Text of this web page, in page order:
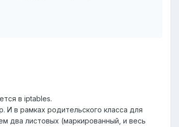
в iptables.
в рамках родительского класса для
два листовых (маркированный, и весь